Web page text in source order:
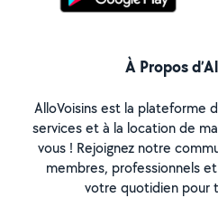
À Propos
AlloVoisins est la plateforme
services et à la location de
vous ! Rejoignez notre
membres, professionnels
votre quotidien pour